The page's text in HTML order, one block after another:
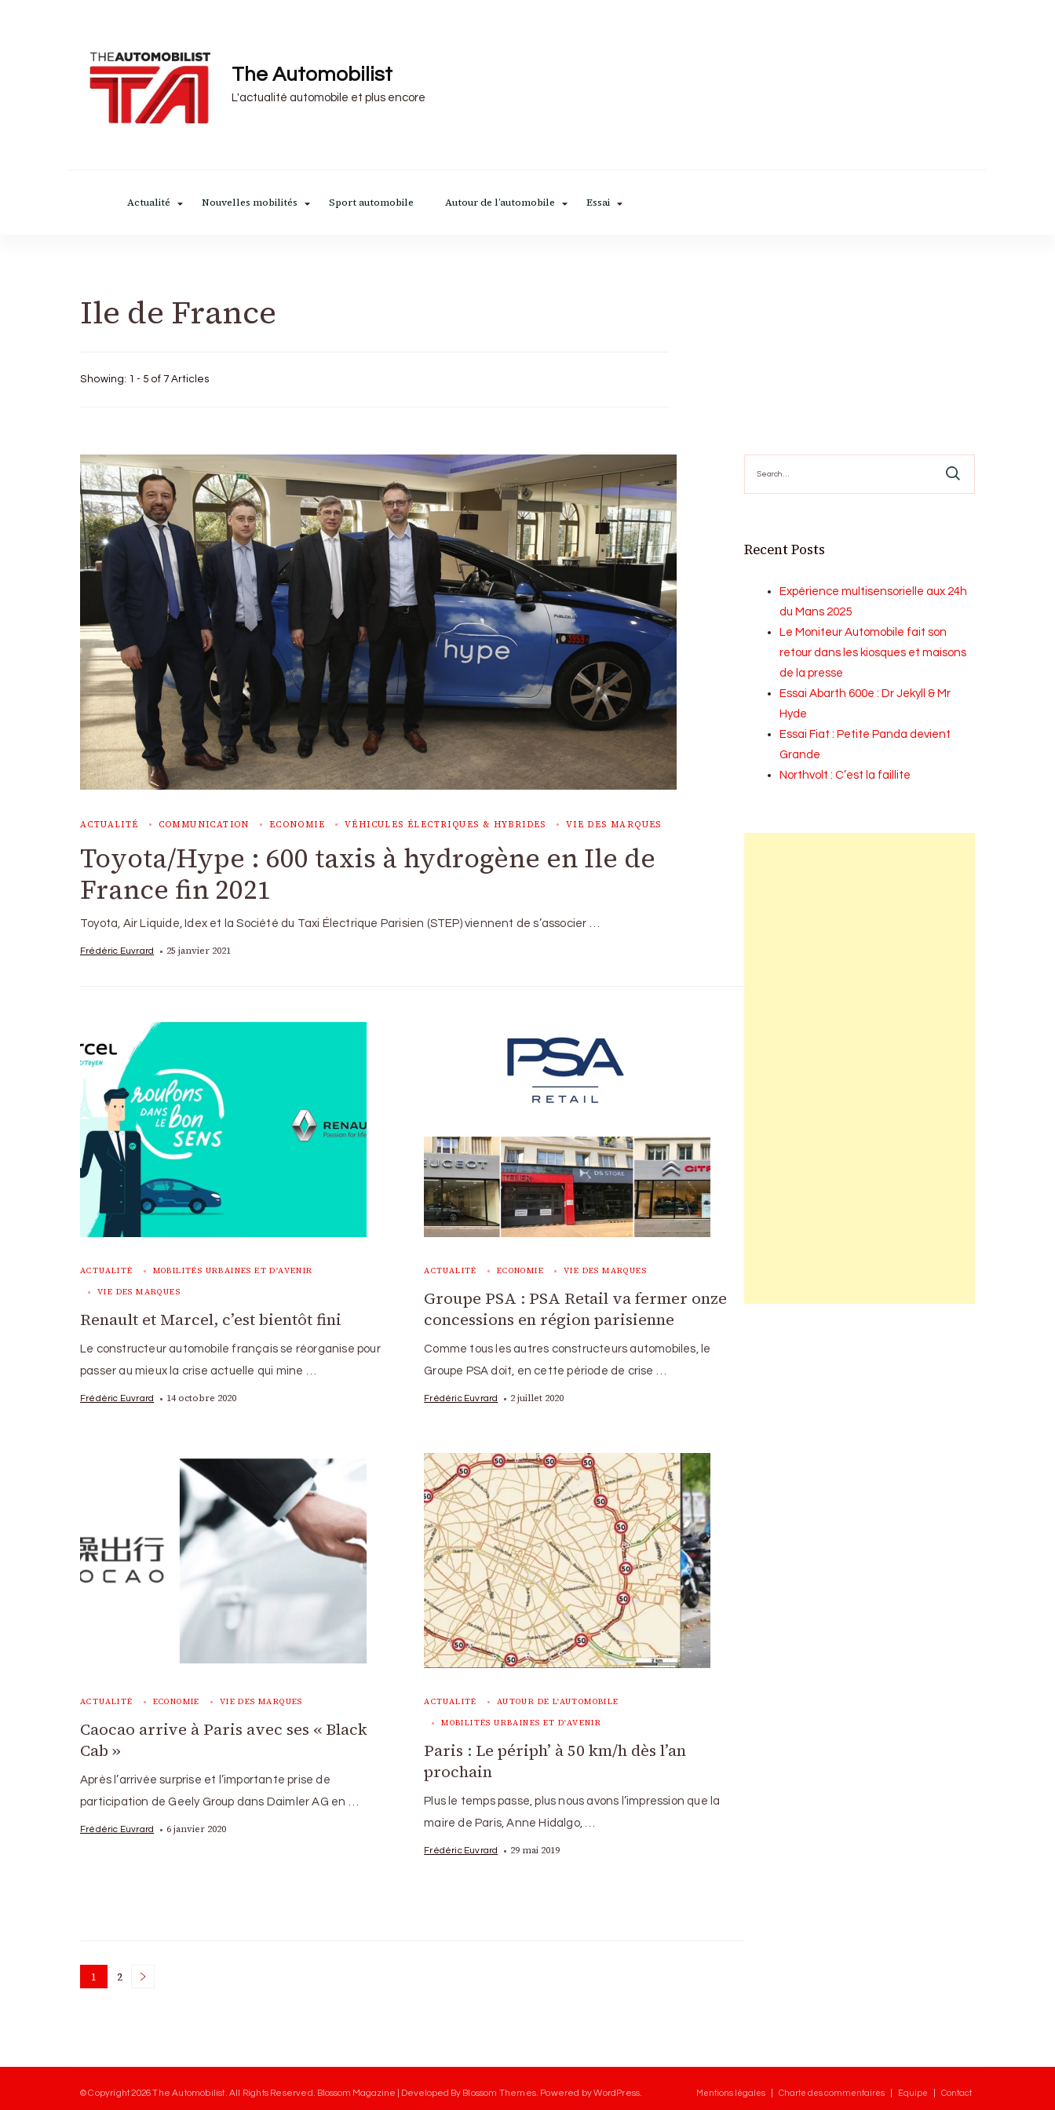
The Automobilist
L'actualité automobile et plus encore
Actualité Nouvelles mobilités Sport automobile Autour de l’automobile Essai
Ile de France
Showing: 1 - 5 of 7 Articles
ACTUALITÉ COMMUNICATION ECONOMIE VÉHICULES ÉLECTRIQUES & HYBRIDES VIE DES MARQUES
Toyota/Hype : 600 taxis à hydrogène en Ile de
France fin 2021
Toyota, Air Liquide, Idex et la Société du Taxi Électrique Parisien (STEP) viennent de s’associer …
Frédéric Euvrard 25 janvier 2021
ACTUALITÉ MOBILITÉS URBAINES ET D'AVENIR
VIE DES MARQUES
Renault et Marcel, c’est bientôt fini
Le constructeur automobile français se réorganise pour
passer au mieux la crise actuelle qui mine …
Frédéric Euvrard 14 octobre 2020
ACTUALITÉ ECONOMIE VIE DES MARQUES
Groupe PSA : PSA Retail va fermer onze
concessions en région parisienne
Comme tous les autres constructeurs automobiles, le
Groupe PSA doit, en cette période de crise …
Frédéric Euvrard 2 juillet 2020
ACTUALITÉ ECONOMIE VIE DES MARQUES
Caocao arrive à Paris avec ses « Black
Cab »
Après l’arrivée surprise et l’importante prise de
participation de Geely Group dans Daimler AG en …
Frédéric Euvrard 6 janvier 2020
ACTUALITÉ AUTOUR DE L'AUTOMOBILE
MOBILITÉS URBAINES ET D'AVENIR
Paris : Le périph’ à 50 km/h dès l’an
prochain
Plus le temps passe, plus nous avons l’impression que la
maire de Paris, Anne Hidalgo, …
Frédéric Euvrard 29 mai 2019
Posts
Page
1 Page
2
for:
Recent Posts
Expérience multisensorielle aux 24h
du Mans 2025
Le Moniteur Automobile fait son
retour dans les kiosques et maisons
de la presse
Essai Abarth 600e : Dr Jekyll & Mr
Hyde
Essai Fiat : Petite Panda devient
Grande
Northvolt : C’est la faillite
© Copyright 2026The Automobilist. All Rights Reserved. Blossom Magazine | Developed By Blossom Themes Powered byWordPress Mentions légales Charte des commentaires Equipe Contact